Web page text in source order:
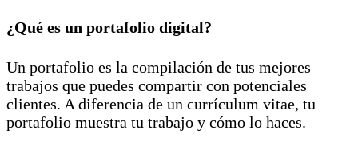
¿Qué es un portafolio digital?
Un portafolio es la compilación de tus mejores
trabajos que puedes compartir con potenciales
clientes. A diferencia de un currículum vitae, tu
portafolio muestra tu trabajo y cómo lo haces.